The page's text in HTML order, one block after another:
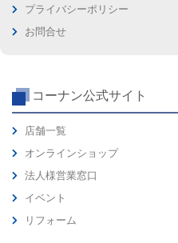
プライバシーポリシー
お問合せ
コーナン公式サイト
店舗一覧
オンラインショップ
法人様営業窓口
イベント
リフォーム